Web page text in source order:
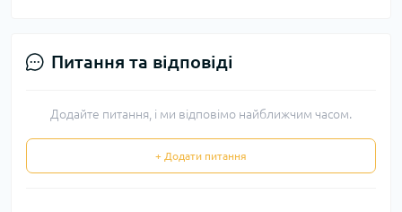
Питання та відповіді
Додайте питання, і ми відповімо найближчим часом.
+ Додати питання